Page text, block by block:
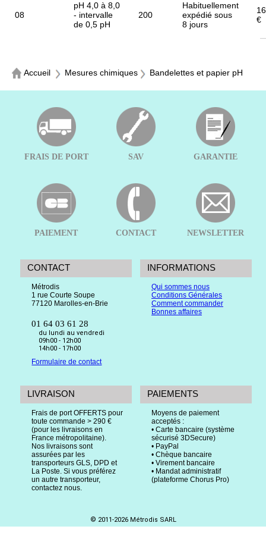
08
pH 4,0 à 8,0
- intervalle
de 0,5 pH
200
Habituellement
expédié sous
8 jours
€
Accueil Mesures chimiques Bandelettes et papier pH
FRAIS DE PORT SAV GARANTIE
PAIEMENT CONTACT NEWSLETTER
CONTACT
Métrodis
1 rue Courte Soupe
77120 Marolles-en-Brie
01 64 03 61 28
du lundi au vendredi
09h00 - 12h00
14h00 - 17h00
Formulaire de contact
INFORMATIONS
Qui sommes nous
Conditions Générales
Comment commander
Bonnes affaires
LIVRAISON
Frais de port OFFERTS pour
toute commande > 290 €
(pour les livraisons en
France métropolitaine).
Nos livraisons sont
assurées par les
transporteurs GLS, DPD et
La Poste. Si vous préférez
un autre transporteur,
contactez nous.
PAIEMENTS
Moyens de paiement
acceptés :
• Carte bancaire (système
sécurisé 3DSecure)
• PayPal
• Chèque bancaire
• Virement bancaire
• Mandat administratif
(plateforme Chorus Pro)
© 2011-2026 Métrodis SARL